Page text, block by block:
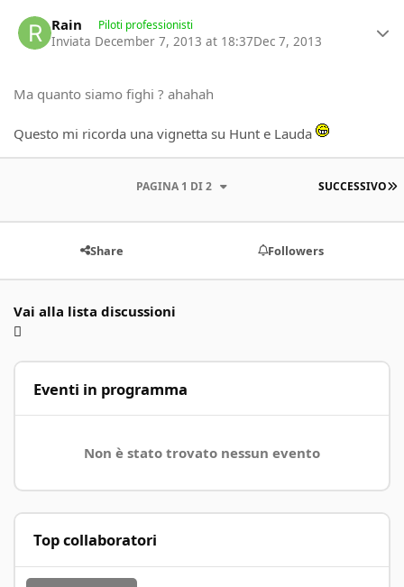
Rain Piloti professionisti
Inviata December 7, 2013 at 18:37Dec 7, 2013
Ma quanto siamo fighi ? ahahah
Questo mi ricorda una vignetta su Hunt e Lauda
SUCCESSIVO
PAGINA 1 DI 2
Share Followers
Vai alla lista discussioni
Eventi in programma
Non è stato trovato nessun evento
Top collaboratori